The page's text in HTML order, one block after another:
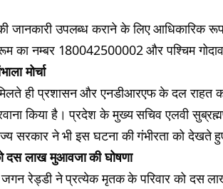
जानकारी उपलब्ध कराने के लिए आधिकारिक
का नम्बर 180042500002 और पश्चिम
मोर्चा
ही प्रशासन और एनडीआरएफ के दल राहत
किया है। प्रदेश के मुख्य सचिव एलवी
सरकार ने भी इस घटना की गंभीरता को
दस लाख मुआवजा की घोषणा
जगन रेड्डी ने प्रत्येक मृतक के परिवार को दस